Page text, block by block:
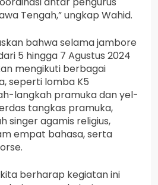
Tengah,” ungkap Wahid.
bahwa selama jambore
5 hingga 7 Agustus 2024
mengikuti berbagai
seperti lomba K5
langkah pramuka dan yel-
tangkas pramuka,
singer agamis religius,
empat bahasa, serta
berharap kegiatan ini